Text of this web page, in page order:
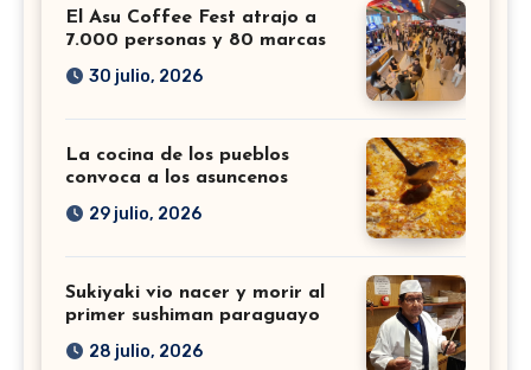
El Asu Coffee Fest atrajo a
7.000 personas y 80 marcas
30 julio, 2026
La cocina de los pueblos
convoca a los asuncenos
29 julio, 2026
Sukiyaki vio nacer y morir al
primer sushiman paraguayo
28 julio, 2026